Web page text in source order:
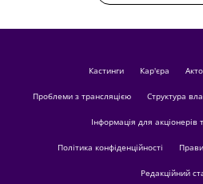
кастинги Кар'єра
Проблеми з трансляцією Структура
Інформація для акціонерів
Політика конфіденційності
Редакційний